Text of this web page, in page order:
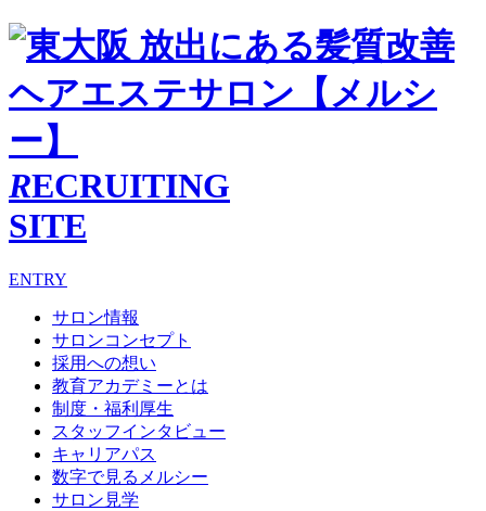
RECRUITING
SITE
ENTRY
サロン情報
サロンコンセプト
採用への想い
教育アカデミーとは
制度・福利厚生
スタッフインタビュー
キャリアパス
数字で見るメルシー
サロン見学